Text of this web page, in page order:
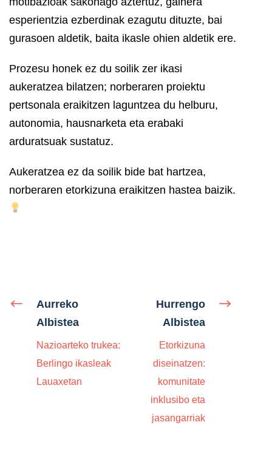
esperientzia ezberdinak ezagutu dituzte, bai
gurasoen aldetik, baita ikasle ohien aldetik ere.
Prozesu honek ez du soilik zer ikasi
aukeratzea bilatzen; norberaren proiektu
pertsonala eraikitzen laguntzea du helburu,
autonomia, hausnarketa eta erabaki
arduratsuak sustatuz.
Aukeratzea ez da soilik bide bat hartzea,
norberaren etorkizuna eraikitzen hastea baizik.
Aurreko
Albistea
Nazioarteko trukea:
Berlingo ikasleak
Lauaxetan
Hurrengo
Albistea
Etorkizuna
diseinatzen:
komunitate
inklusibo eta
jasangarriak